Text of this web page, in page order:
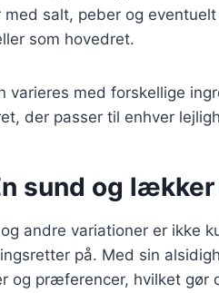
med salt, peber og
som hovedret.
varieres med forskellige
der passer til enhver
sund og
andre variationer er ikke
på. Med sin
og præferencer, hvilket gør